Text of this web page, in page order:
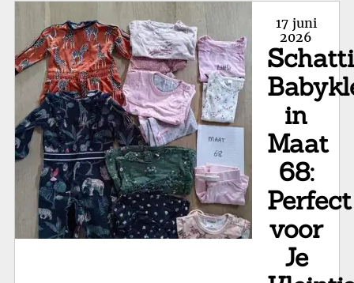
Posted
on
17 juni
2026
in
Maat
68:
Perfect
voor
Je